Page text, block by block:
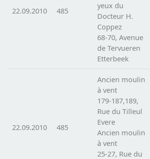
22.09.2010 485
yeux du
Docteur H.
Coppez
68-70, Avenue
de Tervueren
Etterbeek
22.09.2010 485
Ancien moulin
à vent
179-187,189,
Rue du Tilleul
Evere
Ancien moulin
à vent
25-27, Rue du